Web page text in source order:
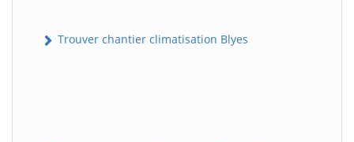
Trouver chantier climatisation Blyes